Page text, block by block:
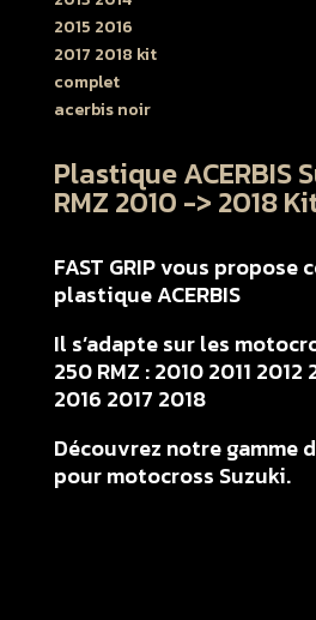
Plastique ACERBIS
RMZ 2010 -> 2018
FAST GRIP vous propose
plastique ACERBIS
Il s’adapte sur les
250 RMZ : 2010 2011 2012
2016 2017 2018
Découvrez notre gamme
pour motocross Suzuki.